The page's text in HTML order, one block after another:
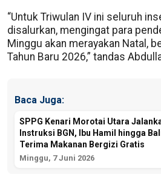
“Untuk Triwulan IV ini seluruh
disalurkan, mengingat para
Minggu akan merayakan Natal,
Tahun Baru 2026,” tandas
Baca Juga:
SPPG Kenari Morotai Utara
Instruksi BGN, Ibu Hamil hingga
Terima Makanan Bergizi Gratis
Minggu, 7 Juni 2026